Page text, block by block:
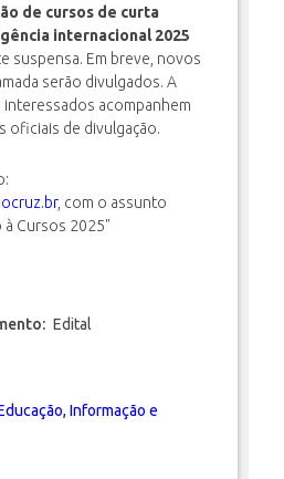
de cursos de curta
internacional 2025
suspensa. Em breve, novos
serão divulgados. A
interessados acompanhem
oficiais de divulgação.
, com o assunto
à Cursos 2025"
Edital
Informação e